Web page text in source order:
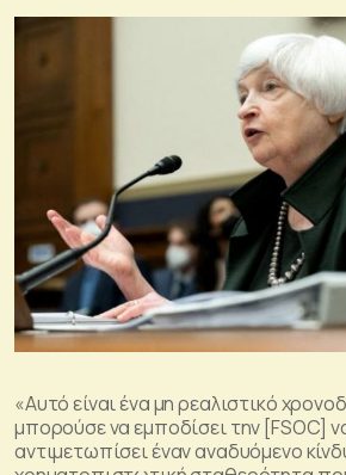
«Αυτό είναι ένα μη ρεαλιστικό
μπορούσε να εμποδίσει την [FSOC]
αντιμετωπίσει έναν αναδυόμενο